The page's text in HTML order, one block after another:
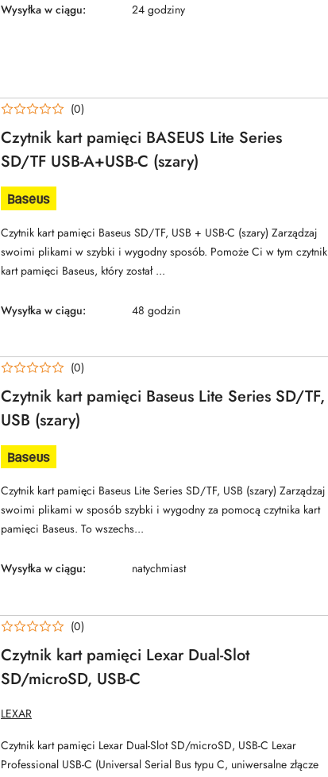
Wysyłka w ciągu: 24 godziny
Czytnik kart pamięci BASEUS Lite Series
SD/TF USB-A+USB-C (szary)
(0)
NAZWA
PRODUCENTA:
BASEUS
Czytnik kart pamięci Baseus SD/TF, USB + USB-C (szary) Zarządzaj
swoimi plikami w szybki i wygodny sposób. Pomoże Ci w tym czytnik
kart pamięci Baseus, który został ...
Wysyłka w ciągu: 48 godzin
Czytnik kart pamięci Baseus Lite Series SD/TF,
USB (szary)
(0)
NAZWA
PRODUCENTA:
BASEUS
Czytnik kart pamięci Baseus Lite Series SD/TF, USB (szary) Zarządzaj
swoimi plikami w sposób szybki i wygodny za pomocą czytnika kart
pamięci Baseus. To wszechs...
Wysyłka w ciągu: natychmiast
Czytnik kart pamięci Lexar Dual-Slot
SD/microSD, USB-C
(0)
NAZWA
PRODUCENTA:
LEXAR
Czytnik kart pamięci Lexar Dual-Slot SD/microSD, USB-C Lexar
Professional USB-C (Universal Serial Bus typu C, uniwersalne złącze